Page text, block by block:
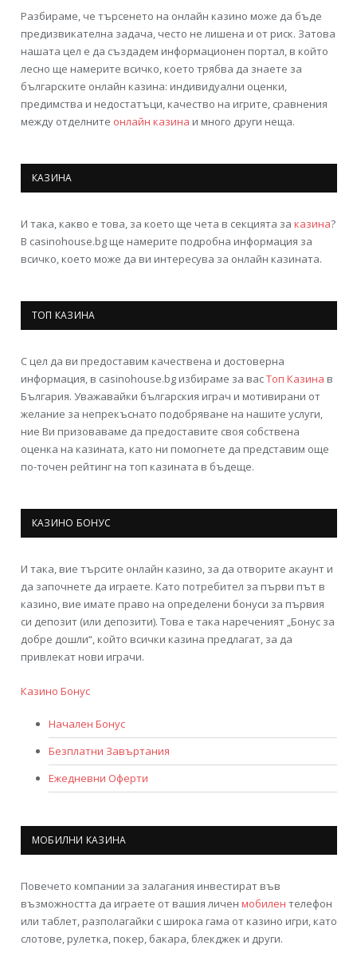
Разбираме, че търсенето на онлайн казино може да бъде
предизвикателна задача, често не лишена и от риск. Затова
нашата цел е да създадем информационен портал, в който
лесно ще намерите всичко, което трябва да знаете за
българските онлайн казина: индивидуални оценки,
предимства и недостатъци, качество на игрите, сравнения
между отделните онлайн казина и много други неща.
КАЗИНА
И така, какво е това, за което ще чета в секцията за казина?
В casinohouse.bg ще намерите подробна информация за
всичко, което може да ви интересува за онлайн казината.
ТОП КАЗИНА
С цел да ви предоставим качествена и достоверна
информация, в casinohouse.bg избираме за васТоп Казина в
България. Уважавайки българския играч и мотивирани от
желание за непрекъснато подобряване на нашите услуги,
ние Ви призоваваме да предоставите своя собствена
оценка на казината, като ни помогнете да представим още
по-точен рейтинг на топ казината в бъдеще.
КАЗИНО БОНУС
И така, вие търсите онлайн казино, за да отворите акаунт и
да започнете да играете. Като потребител за първи път в
казино, вие имате право на определени бонуси за първия
си депозит (или депозити). Това е така нареченият „Бонус за
добре дошли“, който всички казина предлагат, за да
привлекат нови играчи.
Казино Бонус
Начален Бонус
Безплатни Завъртания
Ежедневни Оферти
МОБИЛНИ КАЗИНА
Повечето компании за залагания инвестират във
възможността да играете от вашия личен мобилен телефон
или таблет, разполагайки с широка гама от казино игри, като
слотове, рулетка, покер, бакара, блекджек и други.